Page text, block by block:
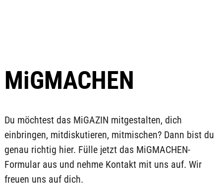
MiGMACHEN
Du möchtest das MiGAZIN mitgestalten, dich
einbringen, mitdiskutieren, mitmischen? Dann bist du
genau richtig hier. Fülle jetzt das MiGMACHEN-
Formular aus und nehme Kontakt mit uns auf. Wir
freuen uns auf dich.